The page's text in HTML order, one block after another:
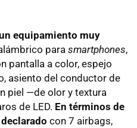
equipamiento muy
para smartphones,
pantalla a color, espejo
asiento del conductor de
piel —de olor y textura
de LED. En términos de
con 7 airbags,